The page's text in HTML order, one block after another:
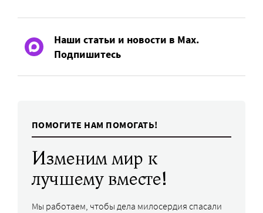
Наши статьи и новости в Max.
Подпишитесь
ПОМОГИТЕ НАМ ПОМОГАТЬ!
Изменим мир к
лучшему вместе!
Мы работаем, чтобы дела милосердия спасали